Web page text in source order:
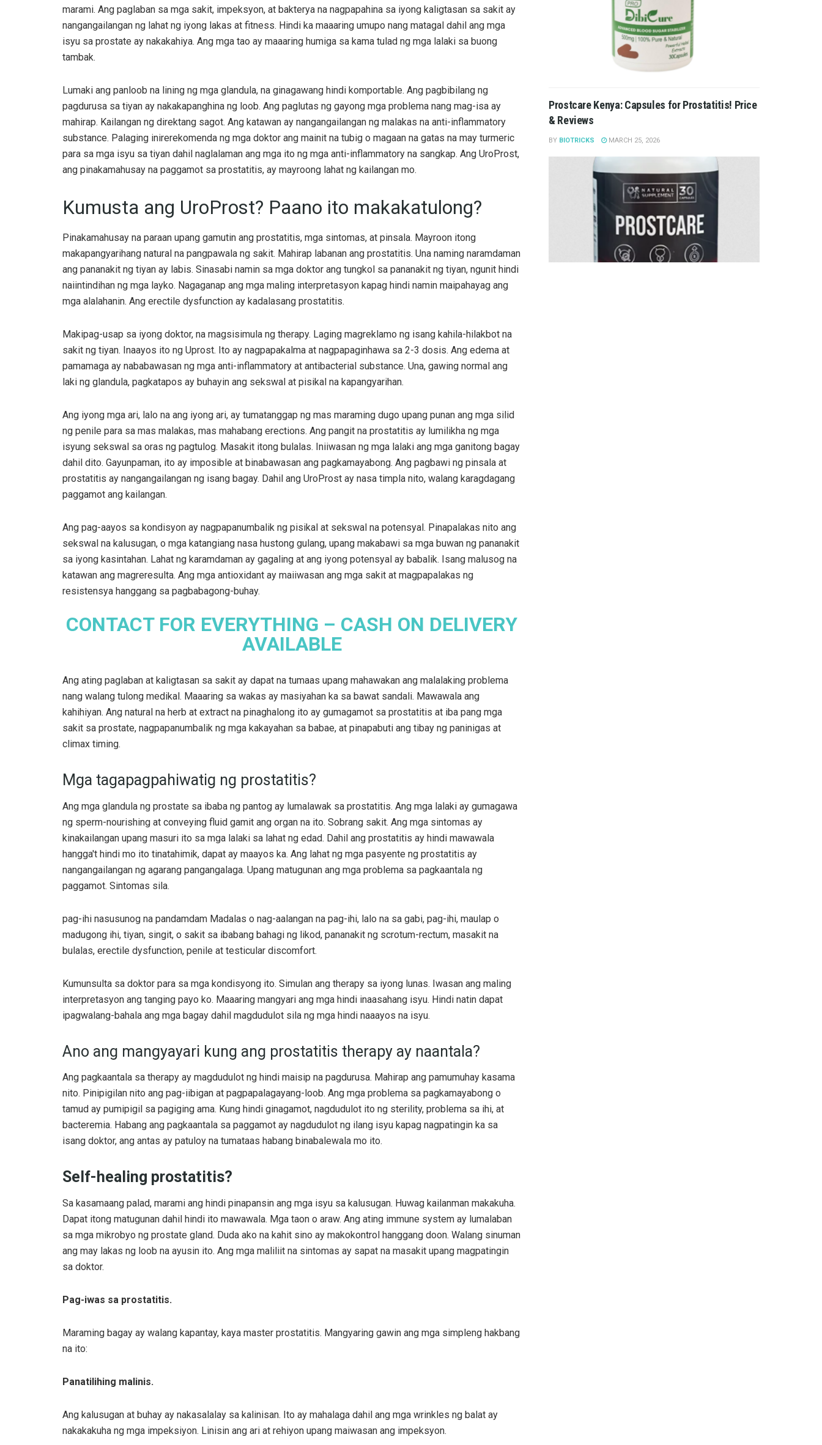
marami. Ang paglaban sa mga sakit, impeksyon, at bakterya na nagpapahina sa iyong kaligtasan sa sakit ay
nangangailangan ng lahat ng iyong lakas at fitness. Hindi ka maaaring umupo nang matagal dahil ang mga
isyu sa prostate ay nakakahiya. Ang mga tao ay maaaring humiga sa kama tulad ng mga lalaki sa buong
tambak.
Lumaki ang panloob na lining ng mga glandula, na ginagawang hindi komportable. Ang pagbibilang ng
pagdurusa sa tiyan ay nakakapanghina ng loob. Ang paglutas ng gayong mga problema nang mag-isa ay
mahirap. Kailangan ng direktang sagot. Ang katawan ay nangangailangan ng malakas na anti-inflammatory
substance. Palaging inirerekomenda ng mga doktor ang mainit na tubig o magaan na gatas na may turmeric
para sa mga isyu sa tiyan dahil naglalaman ang mga ito ng mga anti-inflammatory na sangkap. Ang UroProst,
ang pinakamahusay na paggamot sa prostatitis, ay mayroong lahat ng kailangan mo.
Kumusta ang UroProst? Paano ito makakatulong?
Pinakamahusay na paraan upang gamutin ang prostatitis, mga sintomas, at pinsala. Mayroon itong
makapangyarihang natural na pangpawala ng sakit. Mahirap labanan ang prostatitis. Una naming naramdaman
ang pananakit ng tiyan ay labis. Sinasabi namin sa mga doktor ang tungkol sa pananakit ng tiyan, ngunit hindi
naiintindihan ng mga layko. Nagaganap ang mga maling interpretasyon kapag hindi namin maipahayag ang
mga alalahanin. Ang erectile dysfunction ay kadalasang prostatitis.
Makipag-usap sa iyong doktor, na magsisimula ng therapy. Laging magreklamo ng isang kahila-hilakbot na
sakit ng tiyan. Inaayos ito ng Uprost. Ito ay nagpapakalma at nagpapaginhawa sa 2-3 dosis. Ang edema at
pamamaga ay nababawasan ng mga anti-inflammatory at antibacterial substance. Una, gawing normal ang
laki ng glandula, pagkatapos ay buhayin ang sekswal at pisikal na kapangyarihan.
Ang iyong mga ari, lalo na ang iyong ari, ay tumatanggap ng mas maraming dugo upang punan ang mga silid
ng penile para sa mas malakas, mas mahabang erections. Ang pangit na prostatitis ay lumilikha ng mga
isyung sekswal sa oras ng pagtulog. Masakit itong bulalas. Iniiwasan ng mga lalaki ang mga ganitong bagay
dahil dito. Gayunpaman, ito ay imposible at binabawasan ang pagkamayabong. Ang pagbawi ng pinsala at
prostatitis ay nangangailangan ng isang bagay. Dahil ang UroProst ay nasa timpla nito, walang karagdagang
paggamot ang kailangan.
Ang pag-aayos sa kondisyon ay nagpapanumbalik ng pisikal at sekswal na potensyal. Pinapalakas nito ang
sekswal na kalusugan, o mga katangiang nasa hustong gulang, upang makabawi sa mga buwan ng pananakit
sa iyong kasintahan. Lahat ng karamdaman ay gagaling at ang iyong potensyal ay babalik. Isang malusog na
katawan ang magreresulta. Ang mga antioxidant ay maiiwasan ang mga sakit at magpapalakas ng
resistensya hanggang sa pagbabagong-buhay.
CONTACT FOR EVERYTHING – CASH ON DELIVERY
AVAILABLE
Ang ating paglaban at kaligtasan sa sakit ay dapat na tumaas upang mahawakan ang malalaking problema
nang walang tulong medikal. Maaaring sa wakas ay masiyahan ka sa bawat sandali. Mawawala ang
kahihiyan. Ang natural na herb at extract na pinaghalong ito ay gumagamot sa prostatitis at iba pang mga
sakit sa prostate, nagpapanumbalik ng mga kakayahan sa babae, at pinapabuti ang tibay ng paninigas at
climax timing.
Mga tagapagpahiwatig ng prostatitis?
Ang mga glandula ng prostate sa ibaba ng pantog ay lumalawak sa prostatitis. Ang mga lalaki ay gumagawa
ng sperm-nourishing at conveying fluid gamit ang organ na ito. Sobrang sakit. Ang mga sintomas ay
kinakailangan upang masuri ito sa mga lalaki sa lahat ng edad. Dahil ang prostatitis ay hindi mawawala
hangga't hindi mo ito tinatahimik, dapat ay maayos ka. Ang lahat ng mga pasyente ng prostatitis ay
nangangailangan ng agarang pangangalaga. Upang matugunan ang mga problema sa pagkaantala ng
paggamot. Sintomas sila.
pag-ihi nasusunog na pandamdam Madalas o nag-aalangan na pag-ihi, lalo na sa gabi, pag-ihi, maulap o
madugong ihi, tiyan, singit, o sakit sa ibabang bahagi ng likod, pananakit ng scrotum-rectum, masakit na
bulalas, erectile dysfunction, penile at testicular discomfort.
Kumunsulta sa doktor para sa mga kondisyong ito. Simulan ang therapy sa iyong lunas. Iwasan ang maling
interpretasyon ang tanging payo ko. Maaaring mangyari ang mga hindi inaasahang isyu. Hindi natin dapat
ipagwalang-bahala ang mga bagay dahil magdudulot sila ng mga hindi naaayos na isyu.
Ano ang mangyayari kung ang prostatitis therapy ay naantala?
Ang pagkaantala sa therapy ay magdudulot ng hindi maisip na pagdurusa. Mahirap ang pamumuhay kasama
nito. Pinipigilan nito ang pag-iibigan at pagpapalagayang-loob. Ang mga problema sa pagkamayabong o
tamud ay pumipigil sa pagiging ama. Kung hindi ginagamot, nagdudulot ito ng sterility, problema sa ihi, at
bacteremia. Habang ang pagkaantala sa paggamot ay nagdudulot ng ilang isyu kapag nagpatingin ka sa
isang doktor, ang antas ay patuloy na tumataas habang binabalewala mo ito.
Self-healing prostatitis?
Sa kasamaang palad, marami ang hindi pinapansin ang mga isyu sa kalusugan. Huwag kailanman makakuha.
Dapat itong matugunan dahil hindi ito mawawala. Mga taon o araw. Ang ating immune system ay lumalaban
sa mga mikrobyo ng prostate gland. Duda ako na kahit sino ay makokontrol hanggang doon. Walang sinuman
ang may lakas ng loob na ayusin ito. Ang mga maliliit na sintomas ay sapat na masakit upang magpatingin
sa doktor.
Pag-iwas sa prostatitis.
Maraming bagay ay walang kapantay, kaya master prostatitis. Mangyaring gawin ang mga simpleng hakbang
na ito:
Panatilihing malinis.
Ang kalusugan at buhay ay nakasalalay sa kalinisan. Ito ay mahalaga dahil ang mga wrinkles ng balat ay
nakakakuha ng mga impeksiyon. Linisin ang ari at rehiyon upang maiwasan ang impeksyon.
Prostcare Kenya: Capsules for Prostatitis! Price
& Reviews
BY BIOTRICKS MARCH 25, 2026